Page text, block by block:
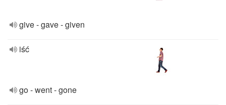
give - gave - given
iść
go - went - gone